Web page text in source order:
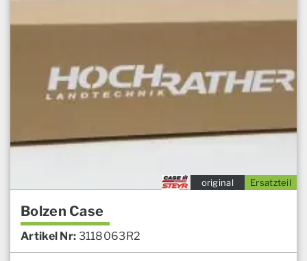
Ersatzteil
original
Bolzen Case
Artikel Nr: 3118063R2